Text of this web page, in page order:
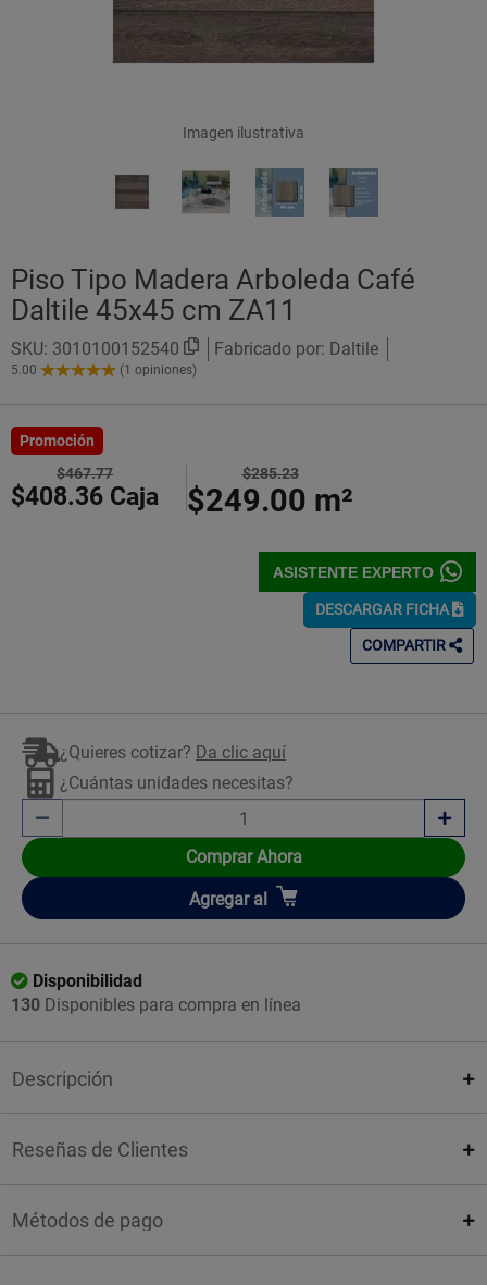
Imagen ilustrativa
Piso Tipo Madera Arboleda Café
Daltile 45x45 cm ZA11
SKU: 3010100152540 Fabricado por: Daltile
5.00
5.00
Estrellas!
(1 opiniones)
Promoción
$467.77
$408.36 Caja
$285.23
$249.00 m²
ASISTENTE EXPERTO
DESCARGAR FICHA
COMPARTIR
¿Quieres cotizar? Da clic aquí
¿Cuántas unidades necesitas?
Comprar Ahora
Añadir
Agregar al
Disponibilidad
130 Disponibles para compra en línea
Descripción
Reseñas de Clientes
Métodos de pago